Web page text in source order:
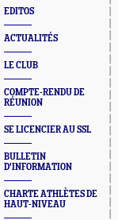
EDITOS
ACTUALITÉS
LE CLUB
COMPTE-RENDU DE
RÉUNION
SE LICENCIER AU SSL
BULLETIN
D'INFORMATION
CHARTE ATHLÈTES DE
HAUT-NIVEAU